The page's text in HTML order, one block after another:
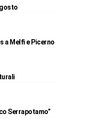
a Melfi e Picerno
Serrapotamo”